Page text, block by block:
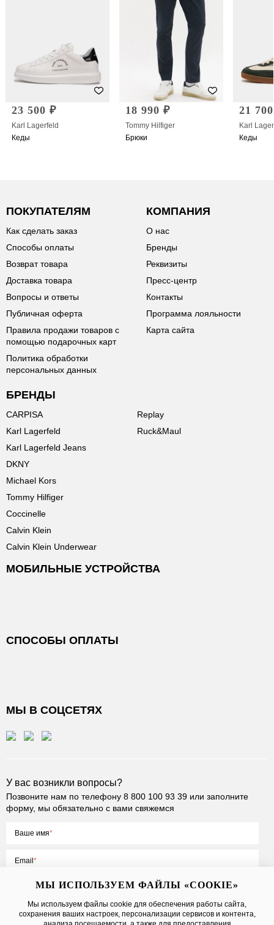
23 500 ₽
Karl Lagerfeld
Кеды
18 990 ₽
Tommy Hilfiger
Брюки
21
Karl
Кеды
ПОКУПАТЕЛЯМ
Как сделать заказ
Способы оплаты
Возврат товара
Доставка товара
Вопросы и ответы
Публичная оферта
Правила продажи товаров с
помощью подарочных карт
Политика обработки
персональных данных
КОМПАНИЯ
О нас
Бренды
Реквизиты
Пресс-центр
Контакты
Программа лояльности
Карта сайта
БРЕНДЫ
CARPISA
Karl Lagerfeld
Karl Lagerfeld Jeans
DKNY
Michael Kors
Tommy Hilfiger
Coccinelle
Calvin Klein
Calvin Klein Underwear
Replay
Ruck&Maul
МОБИЛЬНЫЕ УСТРОЙСТВА
СПОСОБЫ ОПЛАТЫ
МЫ В СОЦСЕТЯХ
У вас возникли вопросы?
Позвоните нам по телефону 8 800 100 93 39 или заполните
форму, мы обязательно с вами свяжемся
Ваше имя
Email
Нажимая на кнопку «Отправить», вы принимаете условияПубличной
МЫ ИСПОЛЬЗУЕМ ФАЙЛЫ «COOKIE»
Мы используем файлы cookie для обеспечения работы сайта,
сохранения ваших настроек, персонализации сервисов и контента,